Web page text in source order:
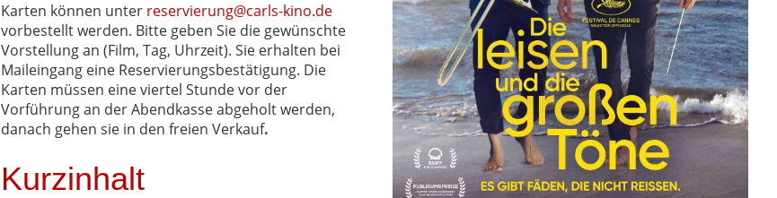
Karten können unter reservierung@carls-kino.de
vorbestellt werden. Bitte geben Sie die gewünschte
Vorstellung an (Film, Tag, Uhrzeit). Sie erhalten bei
Maileingang eine Reservierungsbestätigung. Die
Karten müssen eine viertel Stunde vor der
Vorführung an der Abendkasse abgeholt werden,
danach gehen sie in den freien Verkauf.
Kurzinhalt